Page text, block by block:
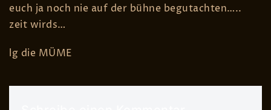
euch ja noch nie auf der bühne begutachten…..
zeit wirds…
lg die MÜME